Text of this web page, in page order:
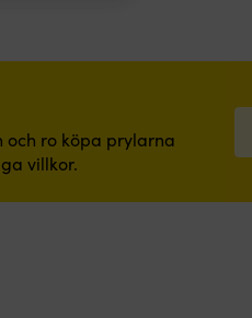
och ro köpa prylarna
villkor.